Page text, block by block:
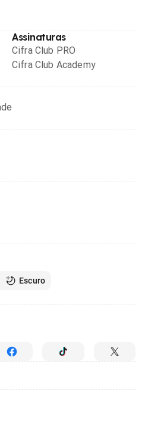
Assinaturas
Cifra Club PRO
Cifra Club Academy
Escuro